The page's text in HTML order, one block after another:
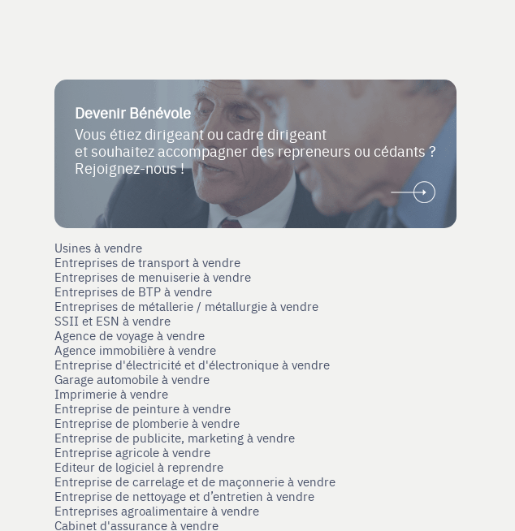
Devenir Bénévole
Vous étiez dirigeant ou cadre dirigeant
et souhaitez accompagner des repreneurs ou cédants ?
Rejoignez-nous !
Usines à vendre
Entreprises de transport à vendre
Entreprises de menuiserie à vendre
Entreprises de BTP à vendre
Entreprises de métallerie / métallurgie à vendre
SSII et ESN à vendre
Agence de voyage à vendre
Agence immobilière à vendre
Entreprise d'électricité et d'électronique à vendre
Garage automobile à vendre
Imprimerie à vendre
Entreprise de peinture à vendre
Entreprise de plomberie à vendre
Entreprise de publicite, marketing à vendre
Entreprise agricole à vendre
Editeur de logiciel à reprendre
Entreprise de carrelage et de maçonnerie à vendre
Entreprise de nettoyage et d’entretien à vendre
Entreprises agroalimentaire à vendre
Cabinet d'assurance à vendre